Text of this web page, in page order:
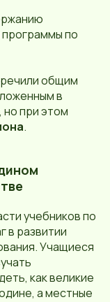
по
общим
в
при этом
.
учебников по
в развитии
Учащиеся
как великие
а местные